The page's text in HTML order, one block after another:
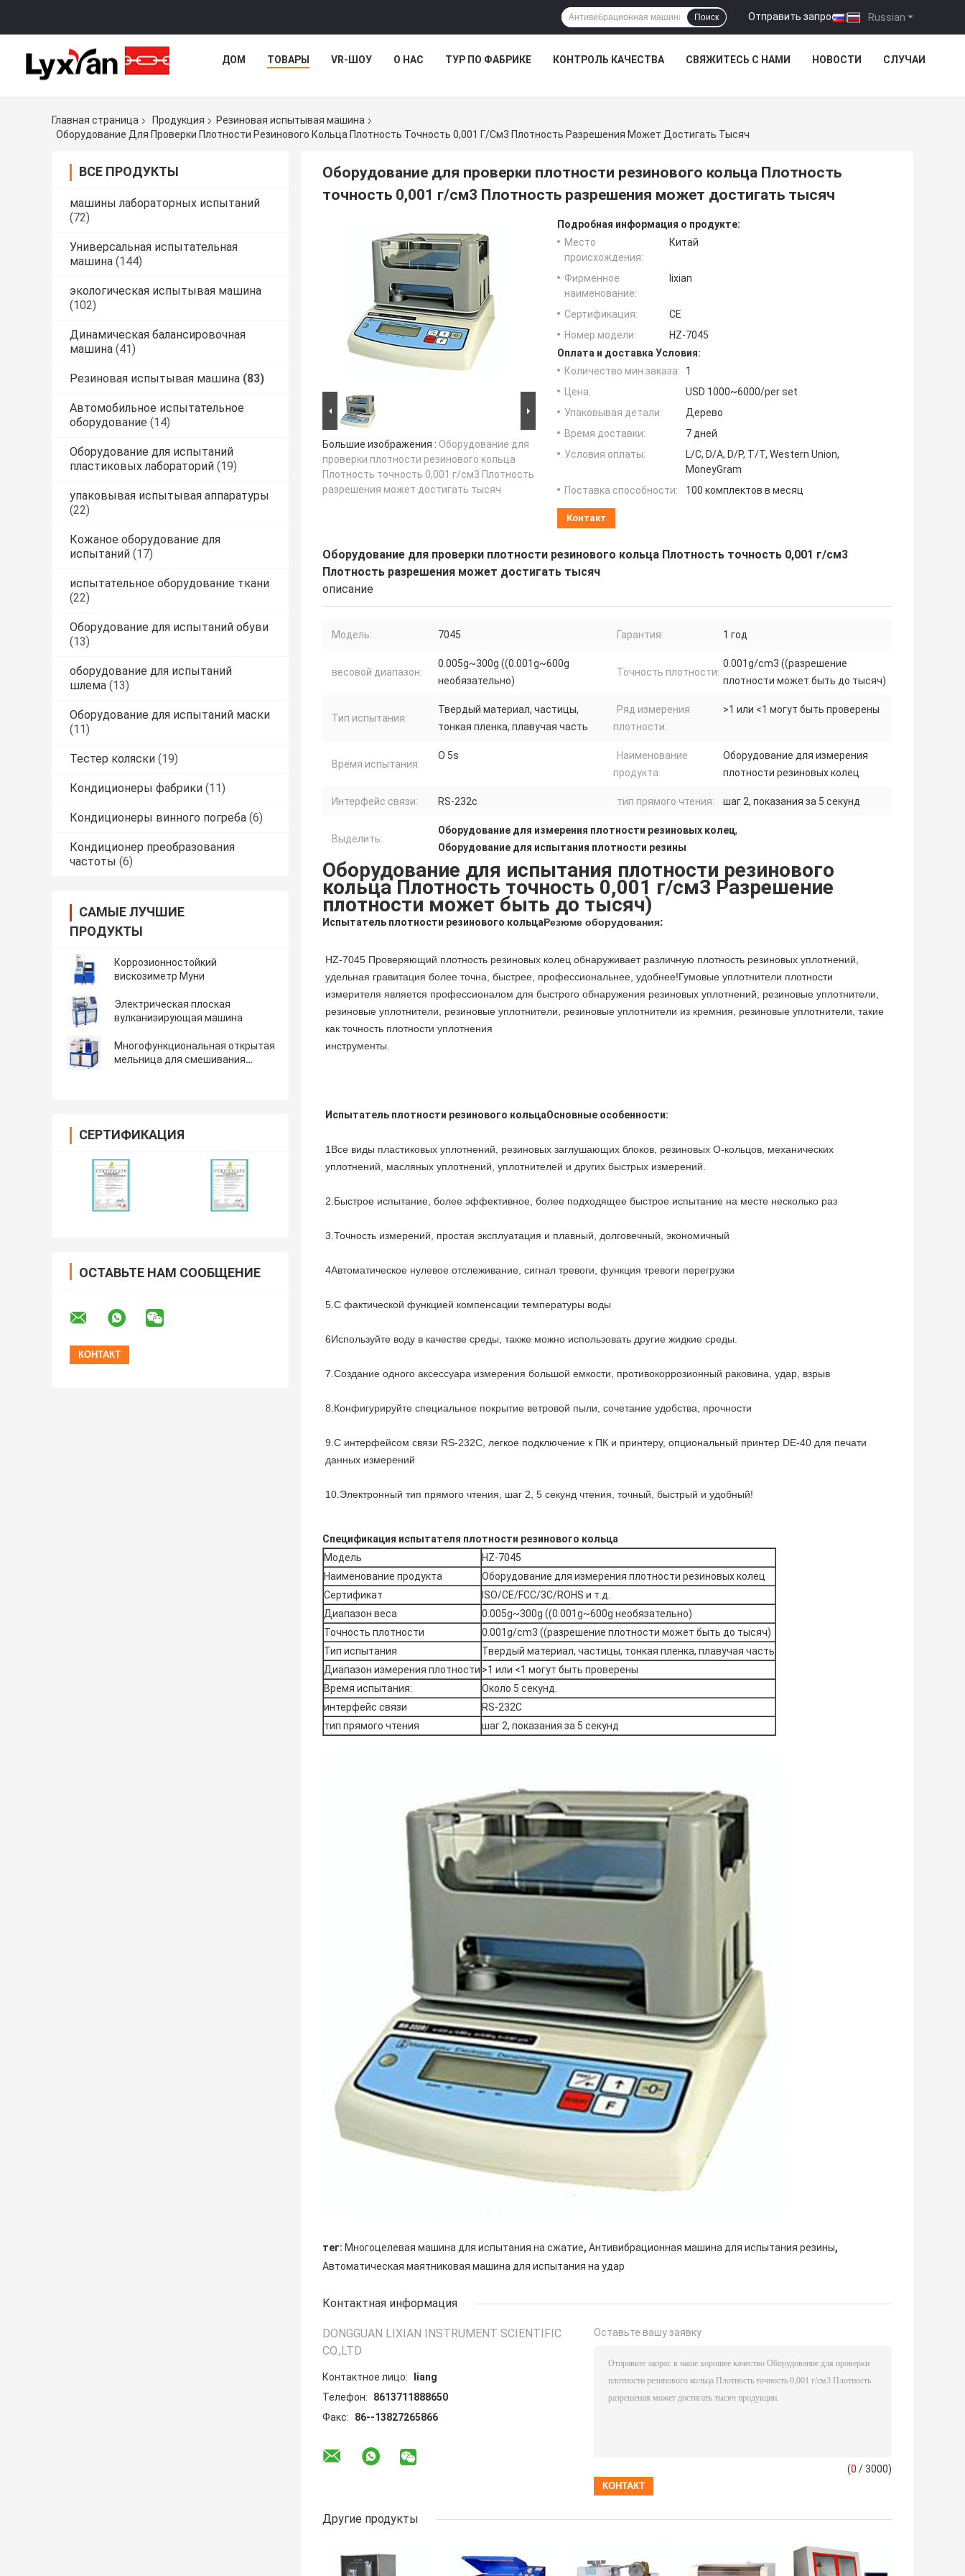
Russian
Отправить запрос |
Поиск
ДОМ ТОВАРЫ VR-ШОУ О НАС ТУР ПО ФАБРИКЕ КОНТРОЛЬ КАЧЕСТВА СВЯЖИТЕСЬ С НАМИ НОВОСТИ СЛУЧАИ
Главная страница Продукция
Резиновая испытывая машина
Оборудование Для Проверки Плотности Резинового Кольца Плотность Точность 0,001 Г/см3 Плотность Разрешения Может Достигать Тысяч
ВСЕ ПРОДУКТЫ
машины лабораторных испытаний
(72)
Универсальная испытательная
машина (144)
экологическая испытывая машина
(102)
Динамическая балансировочная
машина (41)
Резиновая испытывая машина (83)
Автомобильное испытательное
оборудование (14)
Оборудование для испытаний
пластиковых лабораторий (19)
упаковывая испытывая аппаратуры
(22)
Кожаное оборудование для
испытаний (17)
испытательное оборудование ткани
(22)
Оборудование для испытаний обуви
(13)
оборудование для испытаний
шлема (13)
Оборудование для испытаний маски
(11)
Тестер коляски (19)
Кондиционеры фабрики (11)
Кондиционеры винного погреба (6)
Кондиционер преобразования
частоты (6)
САМЫЕ ЛУЧШИЕ
ПРОДУКТЫ
Коррозионностойкий
вискозиметр Муни
Электрическая плоская
вулканизирующая машина
Многофункциональная открытая
мельница для смешивания
СЕРТИФИКАЦИЯ
ОСТАВЬТЕ НАМ СООБЩЕНИЕ
Оборудование для проверки плотности резинового кольца Плотность
точность 0,001 г/см3 Плотность разрешения может достигать тысяч
Большие изображения : Оборудование для
проверки плотности резинового кольца
Плотность точность 0,001 г/см3 Плотность
разрешения может достигать тысяч
Подробная информация о продукте:
Место
происхождения:
Китай
Фирменное
наименование:
lixian
Сертификация:
CE
Номер модели:
HZ-7045
Оплата и доставка Условия:
Количество мин заказа:
1
Цена:
USD 1000~6000/per set
Упаковывая детали:
Дерево
Время доставки:
7 дней
Условия оплаты:
L/C, D/A, D/P, T/T, Western Union,
MoneyGram
Поставка способности:
100 комплектов в месяц
Контакт
Оборудование для проверки плотности резинового кольца Плотность точность 0,001 г/см3
Плотность разрешения может достигать тысяч
описание
Модель: 7045 Гарантия: 1 год
весовой диапазон:
0.005g~300g ((0.001g~600g
необязательно)
Точность плотности:
0.001g/cm3 ((разрешение
плотности может быть до тысяч)
Тип испытания:
Твердый материал, частицы,
тонкая пленка, плавучая часть
Ряд измерения
плотности:
>1 или <1 могут быть проверены
Время испытания:
О 5s
Наименование
продукта:
Оборудование для измерения
плотности резиновых колец
Интерфейс связи: RS-232c тип прямого чтения: шаг 2, показания за 5 секунд
Выделить:
Оборудование для измерения плотности резиновых колец,
Оборудование для испытания плотности резины
Оборудование для испытания плотности резинового
кольца Плотность точность 0,001 г/см3 Разрешение
плотности может быть до тысяч)
Испытатель плотности резинового кольцаРезюме оборудования:
HZ-7045 Проверяющий плотность резиновых колец обнаруживает различную плотность резиновых уплотнений,
удельная гравитация более точна, быстрее, профессиональнее, удобнее!Гумовые уплотнители плотности
измерителя является профессионалом для быстрого обнаружения резиновых уплотнений, резиновые уплотнители,
резиновые уплотнители, резиновые уплотнители, резиновые уплотнители из кремния, резиновые уплотнители, такие
как точность плотности уплотнения
инструменты.
Испытатель плотности резинового кольцаОсновные особенности:
1Все виды пластиковых уплотнений, резиновых заглушающих блоков, резиновых O-кольцов, механических
уплотнений, масляных уплотнений, уплотнителей и других быстрых измерений.
2.Быстрое испытание, более эффективное, более подходящее быстрое испытание на месте несколько раз
3.Точность измерений, простая эксплуатация и плавный, долговечный, экономичный
4Автоматическое нулевое отслеживание, сигнал тревоги, функция тревоги перегрузки
5.С фактической функцией компенсации температуры воды
6Используйте воду в качестве среды, также можно использовать другие жидкие среды.
7.Создание одного аксессуара измерения большой емкости, противокоррозионный раковина, удар, взрыв
8.Конфигурируйте специальное покрытие ветровой пыли, сочетание удобства, прочности
9.С интерфейсом связи RS-232C, легкое подключение к ПК и принтеру, опциональный принтер DE-40 для печати
данных измерений
10.Электронный тип прямого чтения, шаг 2, 5 секунд чтения, точный, быстрый и удобный!
Спецификация испытателя плотности резинового кольца
Модель
HZ-7045
Наименование продукта
Оборудование для измерения плотности резиновых колец
Сертификат
ISO/CE/FCC/3C/ROHS и т.д.
Диапазон веса
0.005g~300g ((0.001g~600g необязательно)
Точность плотности
0.001g/cm3 ((разрешение плотности может быть до тысяч)
Тип испытания
Твердый материал, частицы, тонкая пленка, плавучая часть
Диапазон измерения плотности >1 или <1 могут быть проверены
Время испытания:
Около 5 секунд.
интерфейс связи
RS-232C
тип прямого чтения
шаг 2, показания за 5 секунд
тег: Многоцелевая машина для испытания на сжатие, Антивибрационная машина для испытания резины,
Автоматическая маятниковая машина для испытания на удар
Контактная информация
DONGGUAN LIXIAN INSTRUMENT SCIENTIFIC
CO.,LTD
Контактное лицо:
liang
Телефон:
8613711888650
Факс:
86--13827265866
Оставьте вашу заявку
(0 / 3000)
Другие продукты